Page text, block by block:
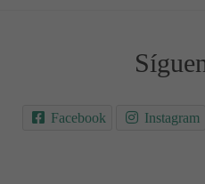
Facebook Instagram